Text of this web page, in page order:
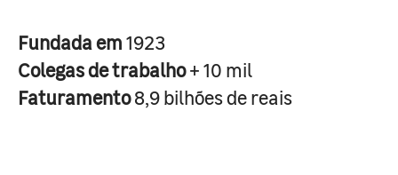
Fundada em1923
Colegas de trabalho+ 10 mil
Faturamento8,9 bilhões de reais